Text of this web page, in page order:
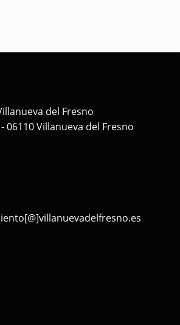
del Fresno
06110 Villanueva del Fresno